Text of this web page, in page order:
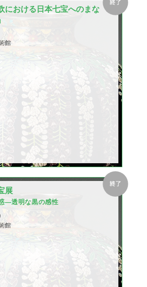
における日本七宝へのまな
館
展
—透明な黒の感性
館